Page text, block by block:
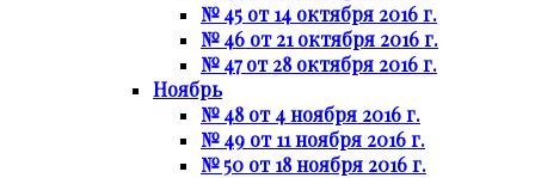
№ 45 от 14 октября 2016 г.
№ 46 от 21 октября 2016 г.
№ 47 от 28 октября 2016 г.
Ноябрь
№ 48 от 4 ноября 2016 г.
№ 49 от 11 ноября 2016 г.
№ 50 от 18 ноября 2016 г.